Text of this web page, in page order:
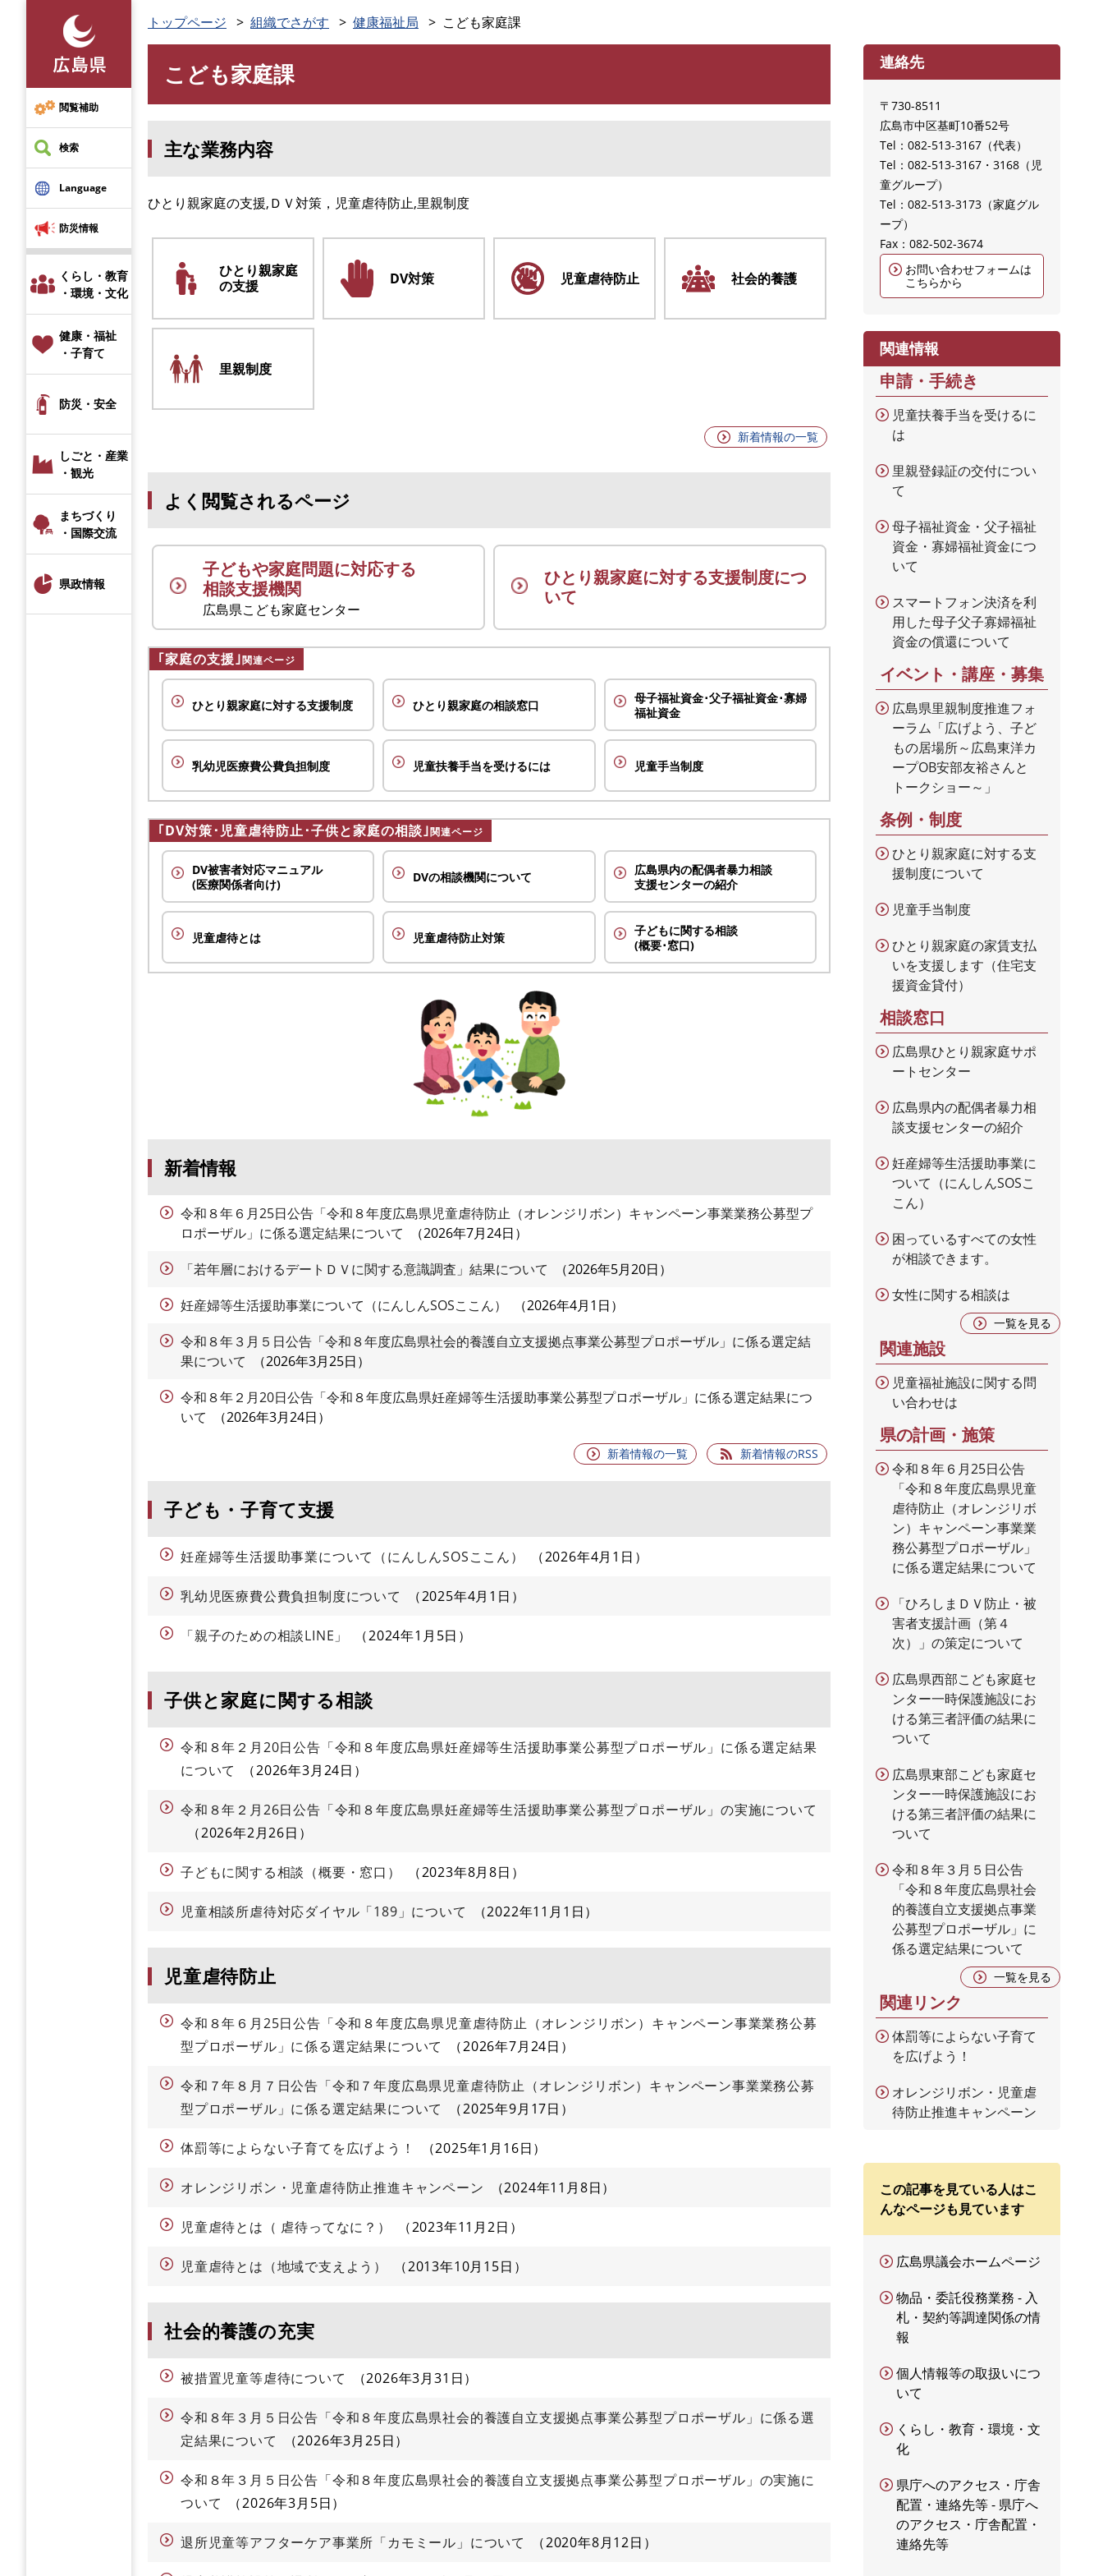
先
頭
で
す
。
閲覧補助
検索
Language
防災情報
くらし・教育
・環境・文化
健康・福祉
・子育て
防災・安全
しごと・産業
・観光
まちづくり
・国際交流
県政情報
トップページ 組織でさがす 健康福祉局 こども家庭課
こども家庭課
主な業務内容
ひとり親家庭の支援,ＤＶ対策，児童虐待防止,里親制度
ひとり親家庭
の支援
DV対策 児童虐待防止 社会的養護
里親制度
新着情報の一覧
よく閲覧されるページ
子どもや家庭問題に対応する
相談支援機関
広島県こども家庭センター
ひとり親家庭に対する支援制度につ
いて
｢家庭の支援｣関連ページ
ひとり親家庭に対する支援制度 ひとり親家庭の相談窓口
母子福祉資金･父子福祉資金･寡婦
福祉資金
乳幼児医療費公費負担制度 児童扶養手当を受けるには 児童手当制度
｢DV対策･児童虐待防止･子供と家庭の相談｣関連ページ
DV被害者対応マニュアル
(医療関係者向け)
DVの相談機関について
広島県内の配偶者暴力相談
支援センターの紹介
児童虐待とは 児童虐待防止対策
子どもに関する相談
(概要･窓口)
新着情報
令和８年６月25日公告「令和８年度広島県児童虐待防止（オレンジリボン）キャンペーン事業業務公募型プ
ロポーザル」に係る選定結果について
2026年7月24日
「若年層におけるデートＤＶに関する意識調査」結果について
2026年5月20日
妊産婦等生活援助事業について（にんしんSOSここん）
2026年4月1日
令和８年３月５日公告「令和８年度広島県社会的養護自立支援拠点事業公募型プロポーザル」に係る選定結
果について
2026年3月25日
令和８年２月20日公告「令和８年度広島県妊産婦等生活援助事業公募型プロポーザル」に係る選定結果につ
いて
2026年3月24日
新着情報の一覧 新着情報のRSS
子ども・子育て支援
妊産婦等生活援助事業について（にんしんSOSここん） 2026年4月1日
乳幼児医療費公費負担制度について 2025年4月1日
「親子のための相談LINE」 2024年1月5日
子供と家庭に関する相談
令和８年２月20日公告「令和８年度広島県妊産婦等生活援助事業公募型プロポーザル」に係る選定結果
について
2026年3月24日
令和８年２月26日公告「令和８年度広島県妊産婦等生活援助事業公募型プロポーザル」の実施について
2026年2月26日
子どもに関する相談（概要・窓口） 2023年8月8日
児童相談所虐待対応ダイヤル「189」について 2022年11月1日
児童虐待防止
令和８年６月25日公告「令和８年度広島県児童虐待防止（オレンジリボン）キャンペーン事業業務公募
型プロポーザル」に係る選定結果について
2026年7月24日
令和７年８月７日公告「令和７年度広島県児童虐待防止（オレンジリボン）キャンペーン事業業務公募
型プロポーザル」に係る選定結果について
2025年9月17日
体罰等によらない子育てを広げよう！ 2025年1月16日
オレンジリボン・児童虐待防止推進キャンペーン 2024年11月8日
児童虐待とは（ 虐待ってなに？） 2023年11月2日
児童虐待とは（地域で支えよう） 2013年10月15日
社会的養護の充実
被措置児童等虐待について 2026年3月31日
令和８年３月５日公告「令和８年度広島県社会的養護自立支援拠点事業公募型プロポーザル」に係る選
定結果について
2026年3月25日
令和８年３月５日公告「令和８年度広島県社会的養護自立支援拠点事業公募型プロポーザル」の実施に
ついて
2026年3月5日
退所児童等アフターケア事業所「カモミール」について 2020年8月12日
連絡先
〒730-8511
広島市中区基町10番52号
Tel：082-513‐3167
代表
Tel：082-513-3167・3168
児
童グループ
Tel：082-513-3173
家庭グル
ープ
Fax：082-502-3674
お問い合わせフォームは
こちらから
関連情報
申請・手続き
児童扶養手当を受けるに
は
里親登録証の交付につい
て
母子福祉資金・父子福祉
資金・寡婦福祉資金につ
いて
スマートフォン決済を利
用した母子父子寡婦福祉
資金の償還について
イベント・講座・募集
広島県里親制度推進フォ
ーラム「広げよう、子ど
もの居場所～広島東洋カ
ープOB安部友裕さんと
トークショー～」
条例・制度
ひとり親家庭に対する支
援制度について
児童手当制度
ひとり親家庭の家賃支払
いを支援します（住宅支
援資金貸付）
相談窓口
広島県ひとり親家庭サポ
ートセンター
広島県内の配偶者暴力相
談支援センターの紹介
妊産婦等生活援助事業に
ついて（にんしんSOSこ
こん）
困っているすべての女性
が相談できます。
女性に関する相談は
一覧を見る
関連施設
児童福祉施設に関する問
い合わせは
県の計画・施策
令和８年６月25日公告
「令和８年度広島県児童
虐待防止（オレンジリボ
ン）キャンペーン事業業
務公募型プロポーザル」
に係る選定結果について
「ひろしまＤＶ防止・被
害者支援計画（第４
次）」の策定について
広島県西部こども家庭セ
ンター一時保護施設にお
ける第三者評価の結果に
ついて
広島県東部こども家庭セ
ンター一時保護施設にお
ける第三者評価の結果に
ついて
令和８年３月５日公告
「令和８年度広島県社会
的養護自立支援拠点事業
公募型プロポーザル」に
係る選定結果について
一覧を見る
関連リンク
体罰等によらない子育て
を広げよう！
オレンジリボン・児童虐
待防止推進キャンペーン
この記事を見ている人はこ
んなページも見ています
広島県議会ホームページ
物品・委託役務業務 - 入
札・契約等調達関係の情
報
個人情報等の取扱いにつ
いて
くらし・教育・環境・文
化
県庁へのアクセス・庁舎
配置・連絡先等 - 県庁へ
のアクセス・庁舎配置・
連絡先等